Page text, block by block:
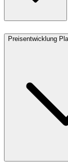
Preisentwicklung